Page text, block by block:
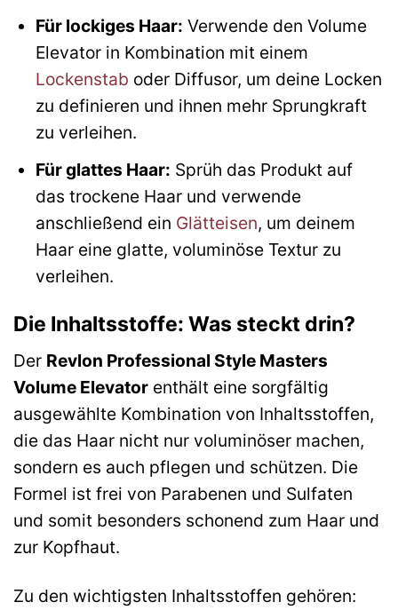
Für lockiges Haar: Verwende den Volume
Elevator in Kombination mit einem
Lockenstab oder Diffusor, um deine Locken
zu definieren und ihnen mehr Sprungkraft
zu verleihen.
Für glattes Haar: Sprüh das Produkt auf
das trockene Haar und verwende
anschließend ein Glätteisen, um deinem
Haar eine glatte, voluminöse Textur zu
verleihen.
Die Inhaltsstoffe: Was steckt drin?
Der Revlon Professional Style Masters
Volume Elevator enthält eine sorgfältig
ausgewählte Kombination von Inhaltsstoffen,
die das Haar nicht nur voluminöser machen,
sondern es auch pflegen und schützen. Die
Formel ist frei von Parabenen und Sulfaten
und somit besonders schonend zum Haar und
zur Kopfhaut.
Zu den wichtigsten Inhaltsstoffen gehören: